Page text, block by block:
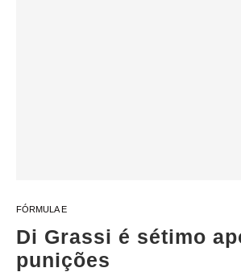
FÓRMULA E
Di Grassi é sétimo
punições